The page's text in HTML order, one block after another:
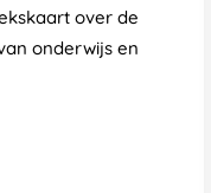
over de
onderwijs en